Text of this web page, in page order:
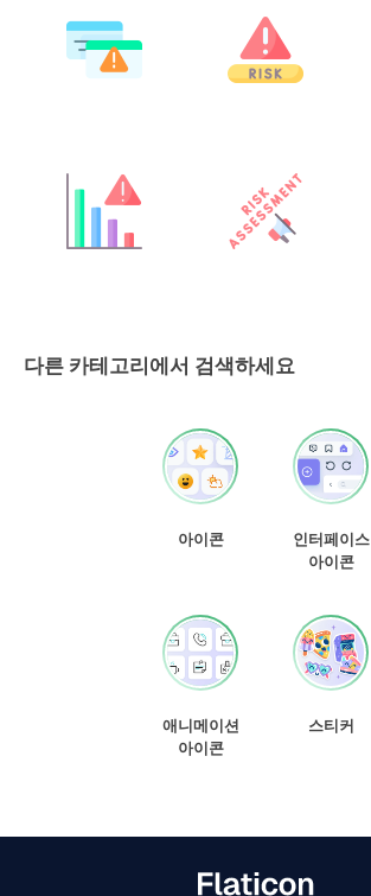
다른 카테고리에서 검색하세요
아이콘
인터페이스
아이콘
애니메이션
아이콘
스티커